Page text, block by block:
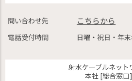
問い合わせ先 こちらから
電話受付時間 日曜・祝日・年
射水ケーブルネット
本社 [総合窓口]